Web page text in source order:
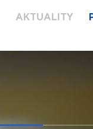
AKTUALITY